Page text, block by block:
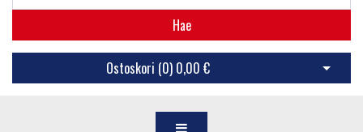
Hae
Ostoskori (0) 0,00 € Avaa